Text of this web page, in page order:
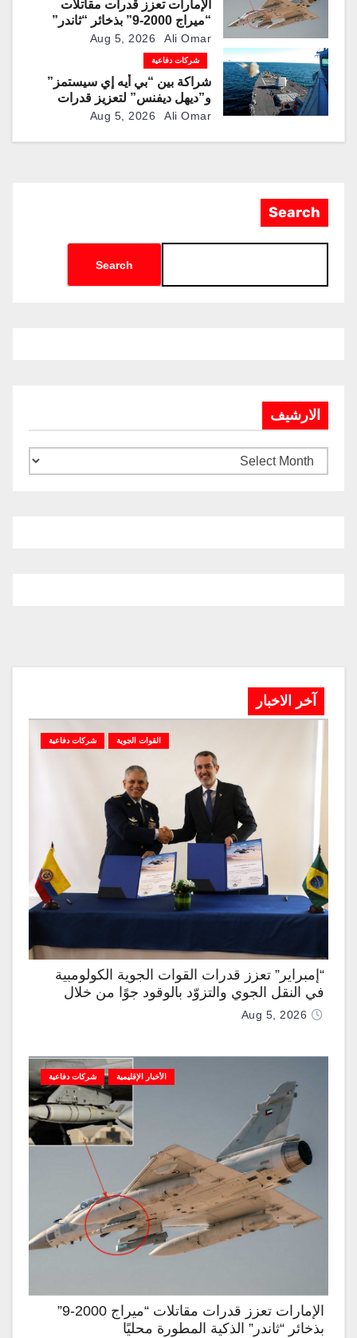
الإمارات تعزز قدرات مقاتلات
“ميراج 2000-9” بذخائر “ثاندر”
الذكية المطورة محليًا
Aug 5, 2026 Ali Omar
شركات دفاعية
شراكة بين “بي أيه إي سيستمز”
و”ديهل ديفنس” لتعزيز قدرات
المدفع البحري “Mk 45” بذخائرAug 5, 2026 Ali Omar
Search
Search
الارشيف
آخر الاخبار
القوات الجوية شركات دفاعية
“إمبراير” تعزز قدرات القوات الجوية الكولومبية
في النقل الجوي والتزوّد بالوقود جوًا من خلال
تزويدها بطائرتي “كيه سي-390 ميلينيوم”
Aug 5, 2026
الأخبار الإقليمية شركات دفاعية
الإمارات تعزز قدرات مقاتلات “ميراج 2000-9”
بذخائر “ثاندر” الذكية المطورة محليًا